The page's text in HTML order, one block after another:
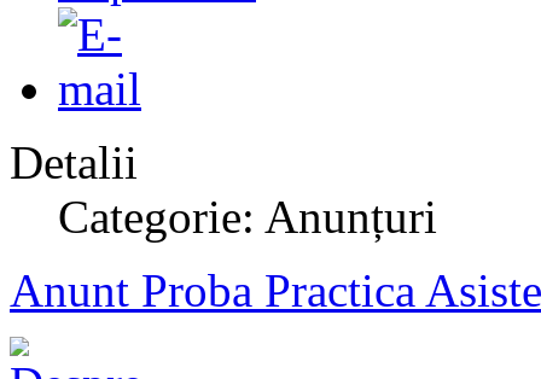
Detalii
Categorie: Anunțuri
Anunt Proba Practica